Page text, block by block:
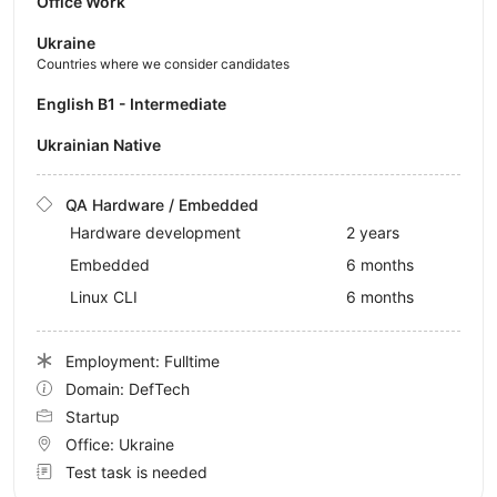
Ukraine
Countries where we consider candidates
English B1 - Intermediate
Ukrainian Native
QA Hardware / Embedded
Hardware development
2 years
Embedded
6 months
Linux CLI
6 months
Employment: Fulltime
Domain: DefTech
Startup
Office: Ukraine
Test task is needed